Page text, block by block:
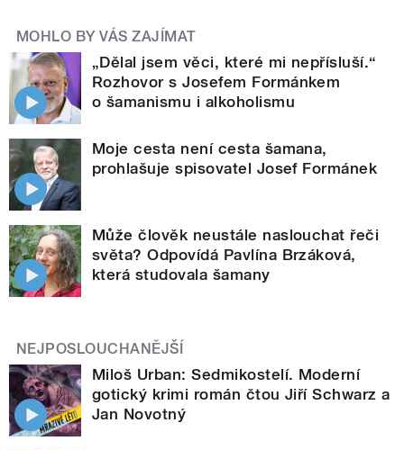
MOHLO BY VÁS ZAJÍMAT
„Dělal jsem věci, které mi nepřísluší.“
Rozhovor s Josefem Formánkem
o šamanismu i alkoholismu
Moje cesta není cesta šamana,
prohlašuje spisovatel Josef Formánek
Může člověk neustále naslouchat řeči
světa? Odpovídá Pavlína Brzáková,
která studovala šamany
NEJPOSLOUCHANĚJŠÍ
Miloš Urban: Sedmikostelí. Moderní
gotický krimi román čtou Jiří Schwarz a
Jan Novotný